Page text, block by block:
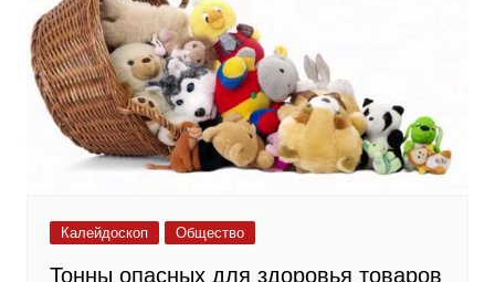
Калейдоскоп Общество
Тонны опасных для здоровья товаров